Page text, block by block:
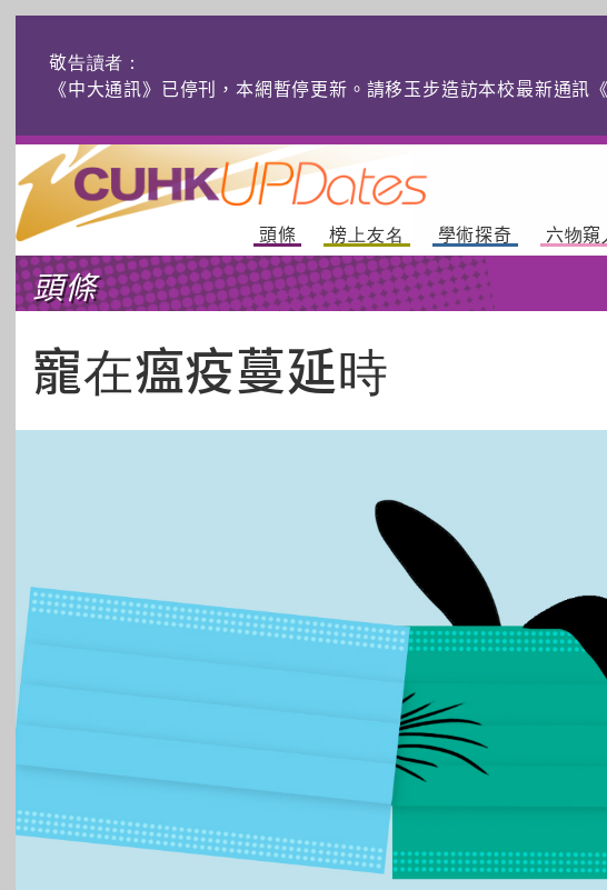
敬告讀者：
《中大通訊》已停刊，本網暫停更新。請移玉步造訪本校最新通訊
頭條 榜上友名 學術探奇 六物窺
頭條
寵在瘟疫蔓延時